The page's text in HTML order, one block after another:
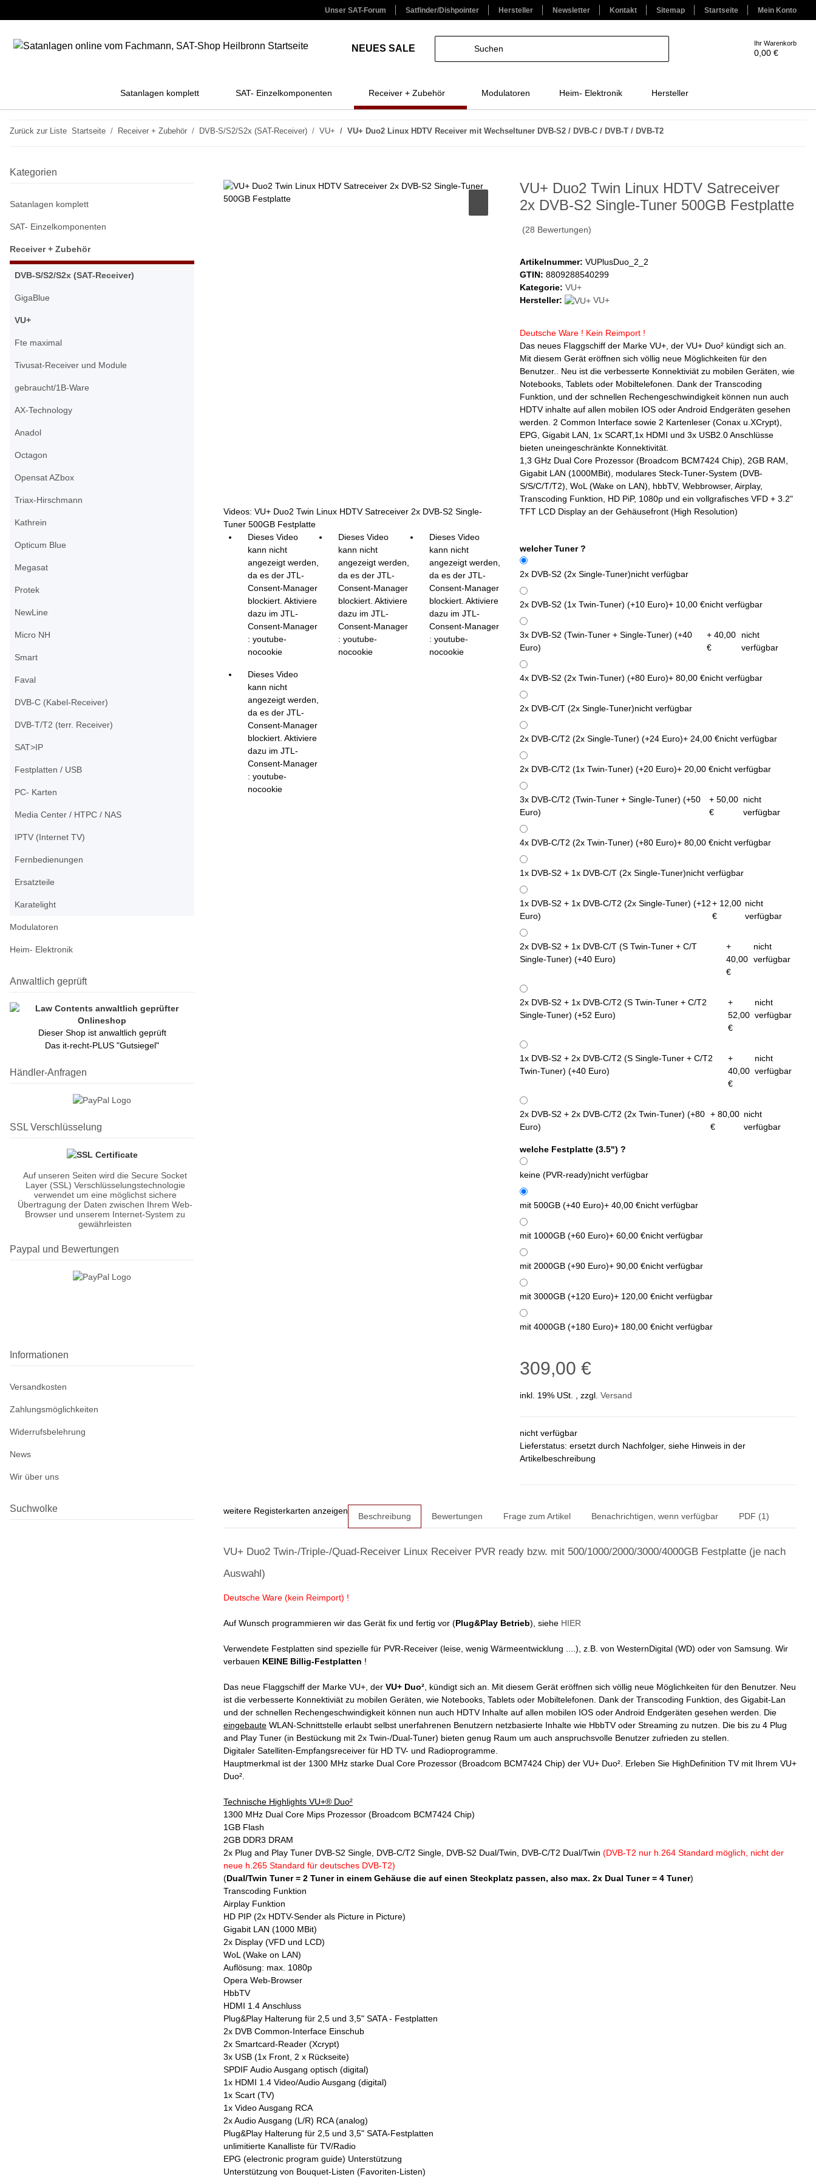
Unser SAT-Forum Satfinder/Dishpointer Hersteller Newsletter Kontakt Sitemap Startseite Mein Konto
NEUES SALE
Ihr Warenkorb
0,00 €
Satanlagen komplett SAT- Einzelkomponenten Receiver + Zubehör Modulatoren Heim- Elektronik Hersteller
Zurück zur Liste Startseite Receiver + Zubehör DVB-S/S2/S2x (SAT-Receiver) VU+ VU+ Duo2 Linux HDTV Receiver mit Wechseltuner DVB-S2 / DVB-C / DVB-T / DVB-T2
Videos: VU+ Duo2 Twin Linux HDTV Satreceiver 2x DVB-S2 Single-
Tuner 500GB Festplatte
Dieses Video
kann nicht
angezeigt werden,
da es der JTL-
Consent-Manager
blockiert. Aktiviere
dazu im JTL-
Consent-Manager
: youtube-
nocookie
Dieses Video
kann nicht
angezeigt werden,
da es der JTL-
Consent-Manager
blockiert. Aktiviere
dazu im JTL-
Consent-Manager
: youtube-
nocookie
Dieses Video
kann nicht
angezeigt werden,
da es der JTL-
Consent-Manager
blockiert. Aktiviere
dazu im JTL-
Consent-Manager
: youtube-
nocookie
Dieses Video
kann nicht
angezeigt werden,
da es der JTL-
Consent-Manager
blockiert. Aktiviere
dazu im JTL-
Consent-Manager
: youtube-
nocookie
VU+ Duo2 Twin Linux HDTV Satreceiver
2x DVB-S2 Single-Tuner 500GB Festplatte
(28 Bewertungen)
Artikelnummer: VUPlusDuo_2_2
GTIN: 8809288540299
Kategorie: VU+
Hersteller:
VU+
Deutsche Ware ! Kein Reimport !
Das neues Flaggschiff der Marke VU+, der VU+ Duo² kündigt sich an.
Mit diesem Gerät eröffnen sich völlig neue Möglichkeiten für den
Benutzer.. Neu ist die verbesserte Konnektiviät zu mobilen Geräten, wie
Notebooks, Tablets oder Mobiltelefonen. Dank der Transcoding
Funktion, und der schnellen Rechengeschwindigkeit können nun auch
HDTV inhalte auf allen mobilen IOS oder Android Endgeräten gesehen
werden. 2 Common Interface sowie 2 Kartenleser (Conax u.XCrypt),
EPG, Gigabit LAN, 1x SCART,1x HDMI und 3x USB2.0 Anschlüsse
bieten uneingeschränkte Konnektivität.
1,3 GHz Dual Core Prozessor (Broadcom BCM7424 Chip), 2GB RAM,
Gigabit LAN (1000MBit), modulares Steck-Tuner-System (DVB-
S/S/C/T/T2), WoL (Wake on LAN), hbbTV, Webbrowser, Airplay,
Transcoding Funktion, HD PiP, 1080p und ein vollgrafisches VFD + 3.2"
TFT LCD Display an der Gehäusefront (High Resolution)
welcher Tuner ?
2x DVB-S2 (2x Single-Tuner)nicht verfügbar
2x DVB-S2 (1x Twin-Tuner) (+10 Euro)+ 10,00 €nicht verfügbar
3x DVB-S2 (Twin-Tuner + Single-Tuner) (+40
Euro)
+ 40,00
€
nicht
verfügbar
4x DVB-S2 (2x Twin-Tuner) (+80 Euro)+ 80,00 €nicht verfügbar
2x DVB-C/T (2x Single-Tuner)nicht verfügbar
2x DVB-C/T2 (2x Single-Tuner) (+24 Euro)+ 24,00 €nicht verfügbar
2x DVB-C/T2 (1x Twin-Tuner) (+20 Euro)+ 20,00 €nicht verfügbar
3x DVB-C/T2 (Twin-Tuner + Single-Tuner) (+50
Euro)
+ 50,00
€
nicht
verfügbar
4x DVB-C/T2 (2x Twin-Tuner) (+80 Euro)+ 80,00 €nicht verfügbar
1x DVB-S2 + 1x DVB-C/T (2x Single-Tuner)nicht verfügbar
1x DVB-S2 + 1x DVB-C/T2 (2x Single-Tuner) (+12
Euro)
+ 12,00
€
nicht
verfügbar
2x DVB-S2 + 1x DVB-C/T (S Twin-Tuner + C/T
Single-Tuner) (+40 Euro)
+
40,00
€
nicht
verfügbar
2x DVB-S2 + 1x DVB-C/T2 (S Twin-Tuner + C/T2
Single-Tuner) (+52 Euro)
+
52,00
€
nicht
verfügbar
1x DVB-S2 + 2x DVB-C/T2 (S Single-Tuner + C/T2
Twin-Tuner) (+40 Euro)
+
40,00
€
nicht
verfügbar
2x DVB-S2 + 2x DVB-C/T2 (2x Twin-Tuner) (+80
Euro)
+ 80,00
€
nicht
verfügbar
welche Festplatte (3.5") ?
keine (PVR-ready)nicht verfügbar
mit 500GB (+40 Euro)+ 40,00 €nicht verfügbar
mit 1000GB (+60 Euro)+ 60,00 €nicht verfügbar
mit 2000GB (+90 Euro)+ 90,00 €nicht verfügbar
mit 3000GB (+120 Euro)+ 120,00 €nicht verfügbar
mit 4000GB (+180 Euro)+ 180,00 €nicht verfügbar
309,00 €
inkl. 19% USt. , zzgl. Versand
nicht verfügbar
Lieferstatus: ersetzt durch Nachfolger, siehe Hinweis in der
Artikelbeschreibung
weitere Registerkarten anzeigen
Beschreibung Bewertungen Frage zum Artikel Benachrichtigen, wenn verfügbar PDF (1)
VU+ Duo2 Twin-/Triple-/Quad-Receiver Linux Receiver PVR ready bzw. mit 500/1000/2000/3000/4000GB Festplatte (je nach
Auswahl)
Deutsche Ware (kein Reimport) !
Auf Wunsch programmieren wir das Gerät fix und fertig vor (Plug&Play Betrieb), siehe HIER
Verwendete Festplatten sind spezielle für PVR-Receiver (leise, wenig Wärmeentwicklung ....), z.B. von WesternDigital (WD) oder von Samsung. Wir
verbauen KEINE Billig-Festplatten !
Das neue Flaggschiff der Marke VU+, der VU+ Duo² , kündigt sich an. Mit diesem Gerät eröffnen sich völlig neue Möglichkeiten für den Benutzer. Neu
ist die verbesserte Konnektiviät zu mobilen Geräten, wie Notebooks, Tablets oder Mobiltelefonen. Dank der Transcoding Funktion, des Gigabit-Lan
und der schnellen Rechengeschwindigkeit können nun auch HDTV Inhalte auf allen mobilen IOS oder Android Endgeräten gesehen werden. Die
eingebaute WLAN-Schnittstelle erlaubt selbst unerfahrenen Benutzern netzbasierte Inhalte wie HbbTV oder Streaming zu nutzen. Die bis zu 4 Plug
and Play Tuner (in Bestückung mit 2x Twin-/Dual-Tuner) bieten genug Raum um auch anspruchsvolle Benutzer zufrieden zu stellen.
Digitaler Satelliten-Empfangsreceiver für HD TV- und Radioprogramme.
Hauptmerkmal ist der 1300 MHz starke Dual Core Prozessor (Broadcom BCM7424 Chip) der VU+ Duo². Erleben Sie HighDefinition TV mit Ihrem VU+
Duo².
Technische Highlights VU+® Duo²
1300 MHz Dual Core Mips Prozessor (Broadcom BCM7424 Chip)
1GB Flash
2GB DDR3 DRAM
2x Plug and Play Tuner DVB-S2 Single, DVB-C/T2 Single, DVB-S2 Dual/Twin, DVB-C/T2 Dual/Twin (DVB-T2 nur h.264 Standard möglich, nicht der
neue h.265 Standard für deutsches DVB-T2)
(Dual/Twin Tuner = 2 Tuner in einem Gehäuse die auf einen Steckplatz passen, also max. 2x Dual Tuner = 4 Tuner)
Transcoding Funktion
Airplay Funktion
HD PIP (2x HDTV-Sender als Picture in Picture)
Gigabit LAN (1000 MBit)
2x Display (VFD und LCD)
WoL (Wake on LAN)
Auflösung: max. 1080p
Opera Web-Browser
HbbTV
HDMI 1.4 Anschluss
Plug&Play Halterung für 2,5 und 3,5" SATA - Festplatten
2x DVB Common-Interface Einschub
2x Smartcard-Reader (Xcrypt)
3x USB (1x Front, 2 x Rückseite)
SPDIF Audio Ausgang optisch (digital)
1x HDMI 1.4 Video/Audio Ausgang (digital)
1x Scart (TV)
1x Video Ausgang RCA
2x Audio Ausgang (L/R) RCA (analog)
Plug&Play Halterung für 2,5 und 3,5" SATA-Festplatten
unlimitierte Kanalliste für TV/Radio
EPG (electronic program guide) Unterstützung
Unterstützung von Bouquet-Listen (Favoriten-Listen)
Kategorien
Satanlagen komplett
SAT- Einzelkomponenten
Receiver + Zubehör
DVB-S/S2/S2x (SAT-Receiver)
GigaBlue
VU+
Fte maximal
Tivusat-Receiver und Module
gebraucht/1B-Ware
AX-Technology
Anadol
Octagon
Opensat AZbox
Triax-Hirschmann
Kathrein
Opticum Blue
Megasat
Protek
NewLine
Micro NH
Smart
Faval
DVB-C (Kabel-Receiver)
DVB-T/T2 (terr. Receiver)
SAT>IP
Festplatten / USB
PC- Karten
Media Center / HTPC / NAS
IPTV (Internet TV)
Fernbedienungen
Ersatzteile
Karatelight
Modulatoren
Heim- Elektronik
Anwaltlich geprüft
Dieser Shop ist anwaltlich geprüft
Das it-recht-PLUS "Gutsiegel"
Händler-Anfragen
SSL Verschlüsselung
Auf unseren Seiten wird die Secure Socket
Layer (SSL) Verschlüsselungstechnologie
verwendet um eine möglichst sichere
Übertragung der Daten zwischen Ihrem Web-
Browser und unserem Internet-System zu
gewährleisten
Paypal und Bewertungen
Informationen
Versandkosten
Zahlungsmöglichkeiten
Widerrufsbelehrung
News
Wir über uns
Suchwolke